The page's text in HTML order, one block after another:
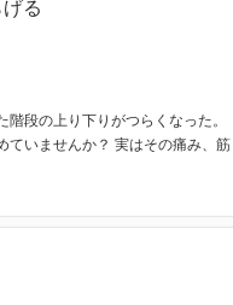
る
段の上り下りがつらくなった。
ていませんか？ 実はその痛み、筋